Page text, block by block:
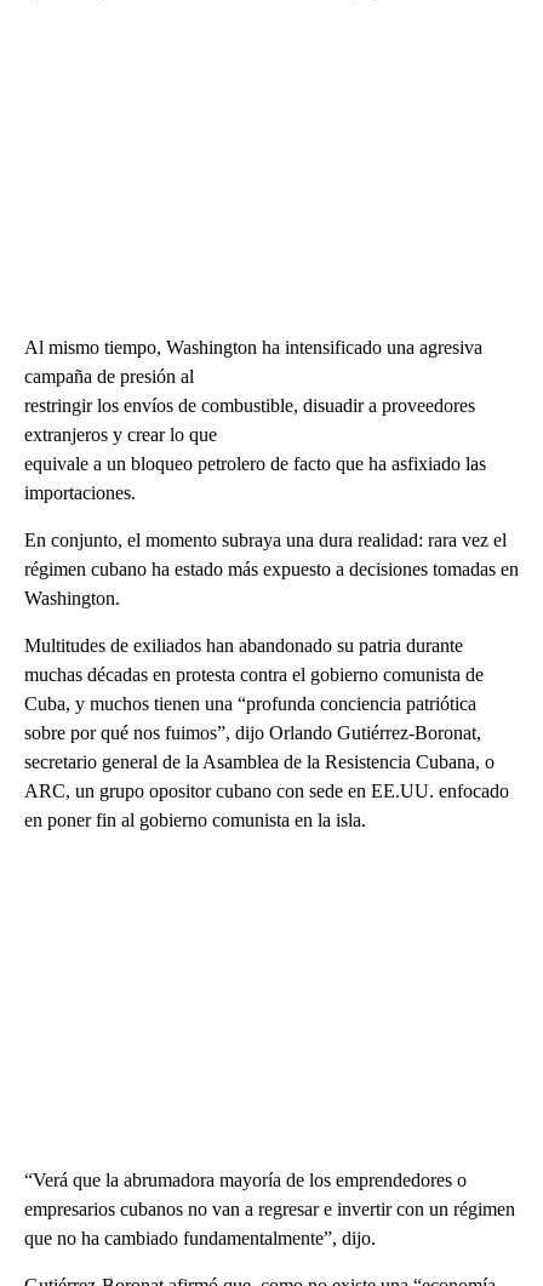
Al mismo tiempo, Washington ha intensificado una agresiva
campaña de presión al
restringir los envíos de combustible, disuadir a proveedores
extranjeros y crear lo que
equivale a un bloqueo petrolero de facto que ha asfixiado las
importaciones.
En conjunto, el momento subraya una dura realidad: rara vez el
régimen cubano ha estado más expuesto a decisiones tomadas en
Washington.
Multitudes de exiliados han abandonado su patria durante
muchas décadas en protesta contra el gobierno comunista de
Cuba, y muchos tienen una “profunda conciencia patriótica
sobre por qué nos fuimos”, dijo Orlando Gutiérrez-Boronat,
secretario general de la Asamblea de la Resistencia Cubana, o
ARC, un grupo opositor cubano con sede en EE.UU. enfocado
en poner fin al gobierno comunista en la isla.
“Verá que la abrumadora mayoría de los emprendedores o
empresarios cubanos no van a regresar e invertir con un régimen
que no ha cambiado fundamentalmente”, dijo.